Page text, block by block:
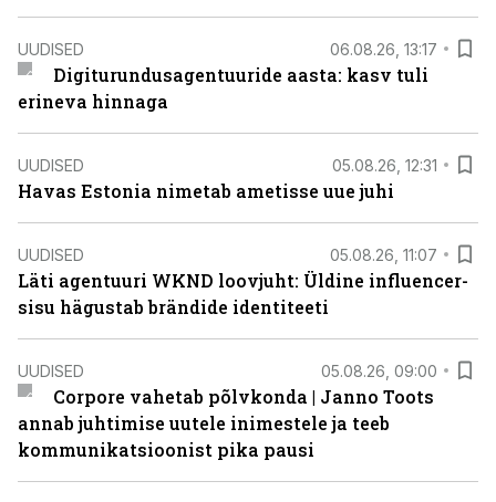
UUDISED 06.08.26, 13:17
Digiturundusagentuuride aasta: kasv tuli
erineva hinnaga
UUDISED 05.08.26, 12:31
Havas Estonia nimetab ametisse uue juhi
UUDISED 05.08.26, 11:07
Läti agentuuri WKND loovjuht: Üldine influencer-
sisu hägustab brändide identiteeti
UUDISED 05.08.26, 09:00
Corpore vahetab põlvkonda | Janno Toots
annab juhtimise uutele inimestele ja teeb
kommunikatsioonist pika pausi